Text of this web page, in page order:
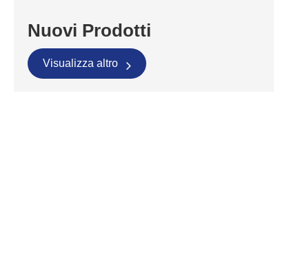
Nuovi Prodotti
Visualizza altro